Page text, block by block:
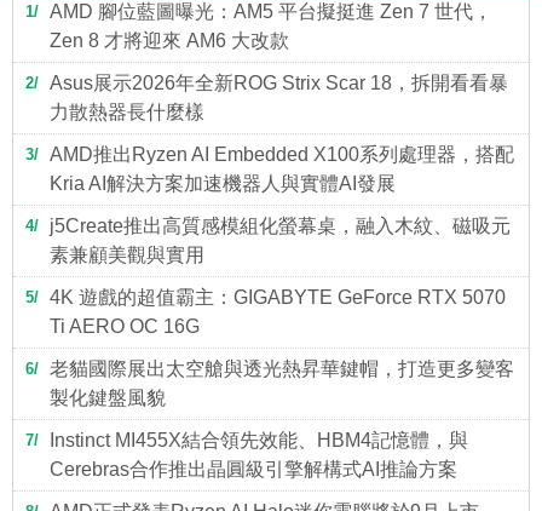
1
AMD 腳位藍圖曝光：AM5 平台擬挺進 Zen 7 世代，
Zen 8 才將迎來 AM6 大改款
2
Asus展示2026年全新ROG Strix Scar 18，拆開看看暴
力散熱器長什麼樣
3
AMD推出Ryzen AI Embedded X100系列處理器，搭配
Kria AI解決方案加速機器人與實體AI發展
4
j5Create推出高質感模組化螢幕桌，融入木紋、磁吸元
素兼顧美觀與實用
5
4K 遊戲的超值霸主：GIGABYTE GeForce RTX 5070
Ti AERO OC 16G
6
老貓國際展出太空艙與透光熱昇華鍵帽，打造更多變客
製化鍵盤風貌
7
Instinct MI455X結合領先效能、HBM4記憶體，與
Cerebras合作推出晶圓級引擎解構式AI推論方案